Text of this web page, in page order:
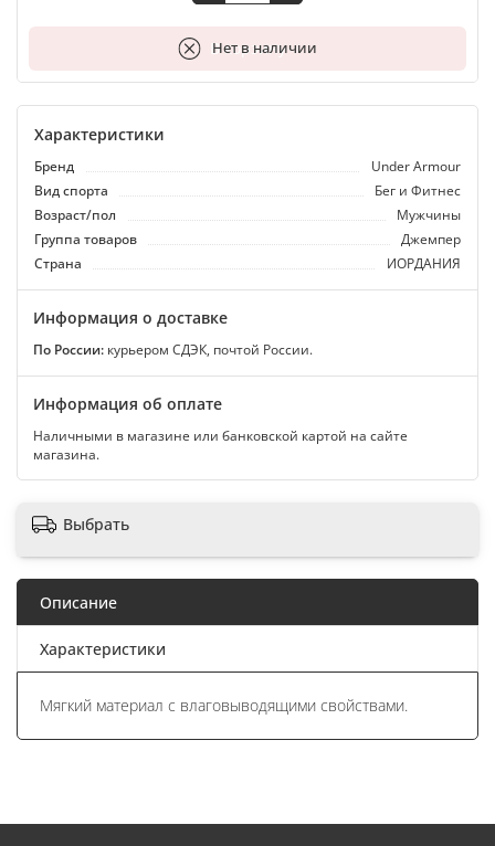
Нет в наличии
В корзину
Характеристики
Бренд
Under Armour
Вид спорта
Бег и Фитнес
Возраст/пол
Мужчины
Группа товаров
Джемпер
Страна
ИОРДАНИЯ
Информация о доставке
По России: курьером СДЭК, почтой России.
Информация об оплате
Наличными в магазине или банковской картой на сайте
магазина.
Выбрать
Описание
Характеристики
Мягкий материал с влаговыводящими свойствами.